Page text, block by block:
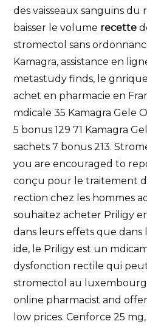
des vaisseaux sanguins du
baisser le volume recette
stromectol sans
Kamagra, assistance en
metastudy finds, le
achet en pharmacie en
mdicale 35 Kamagra Gele
5 bonus 129 71 Kamagra
sachets 7 bonus 213.
you are encouraged to
conçu pour le traitement
rection chez les hommes
souhaitez acheter Priligy
dans leurs effets que dans
ide, le Priligy est un
dysfonction rectile qui
stromectol au
online pharmacist and
low prices. Cenforce 25